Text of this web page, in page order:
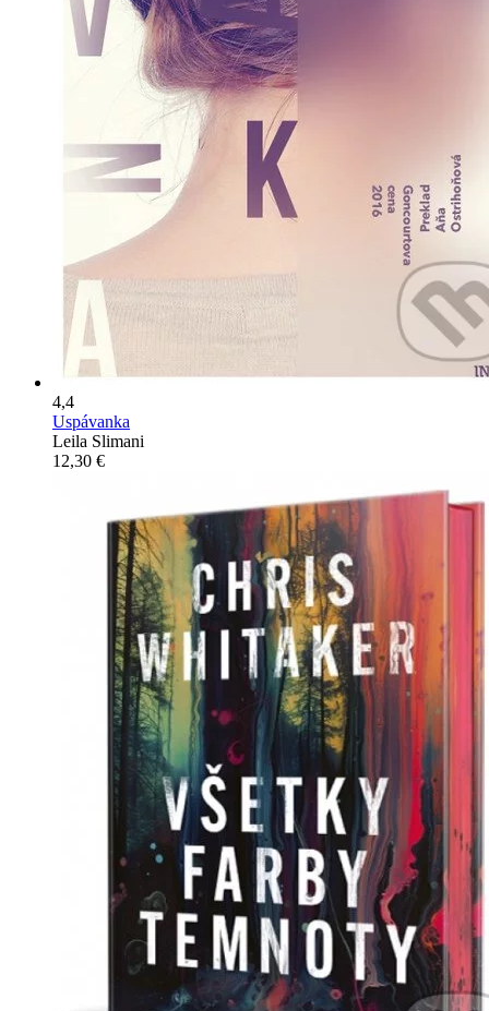
4,4
Uspávanka
Leila Slimani
12,30 €